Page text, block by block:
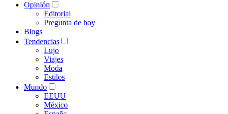
Opinión
Editorial
Pregunta de hoy
Blogs
Tendencias
Lujo
Viajes
Moda
Estilos
Mundo
EEUU
México